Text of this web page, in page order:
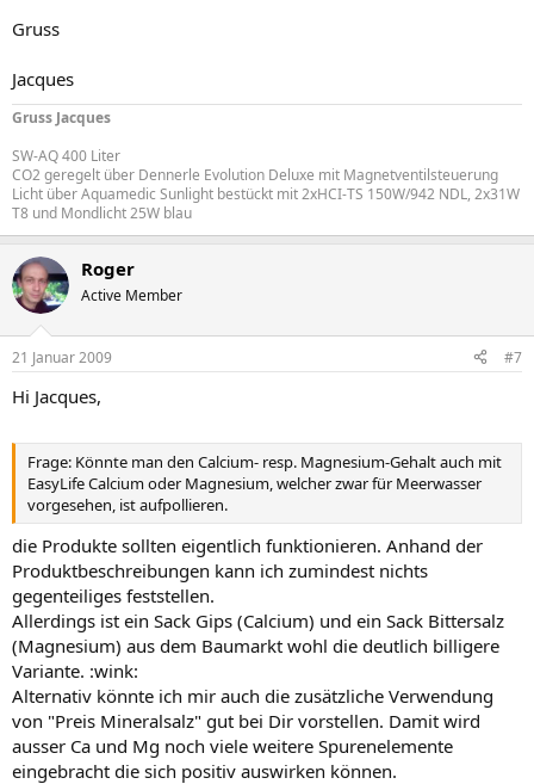
Gruss
Jacques
Gruss Jacques
SW-AQ 400 Liter
CO2 geregelt über Dennerle Evolution Deluxe mit Magnetventilsteuerung
Licht über Aquamedic Sunlight bestückt mit 2xHCI-TS 150W/942 NDL, 2x31W
T8 und Mondlicht 25W blau
Roger
Active Member
21 Januar 2009 #7
Hi Jacques,
Frage: Könnte man den Calcium- resp. Magnesium-Gehalt auch mit
EasyLife Calcium oder Magnesium, welcher zwar für Meerwasser
vorgesehen, ist aufpollieren.
die Produkte sollten eigentlich funktionieren. Anhand der
Produktbeschreibungen kann ich zumindest nichts
gegenteiliges feststellen.
Allerdings ist ein Sack Gips (Calcium) und ein Sack Bittersalz
(Magnesium) aus dem Baumarkt wohl die deutlich billigere
Variante. :wink:
Alternativ könnte ich mir auch die zusätzliche Verwendung
von "Preis Mineralsalz" gut bei Dir vorstellen. Damit wird
ausser Ca und Mg noch viele weitere Spurenelemente
eingebracht die sich positiv auswirken können.